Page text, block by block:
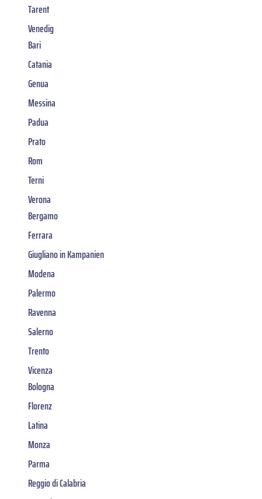
Tarent
Venedig
Bari
Catania
Genua
Messina
Padua
Prato
Rom
Terni
Verona
Bergamo
Ferrara
Giugliano in Kampanien
Modena
Palermo
Ravenna
Salerno
Trento
Vicenza
Bologna
Florenz
Latina
Monza
Parma
Reggio di Calabria